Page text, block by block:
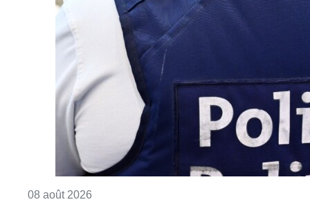
08 août 2026 Consulter l'article "Coups de feu sur fond
Pizza Nizar: un coup de pub
inattendu grâce à l’IA